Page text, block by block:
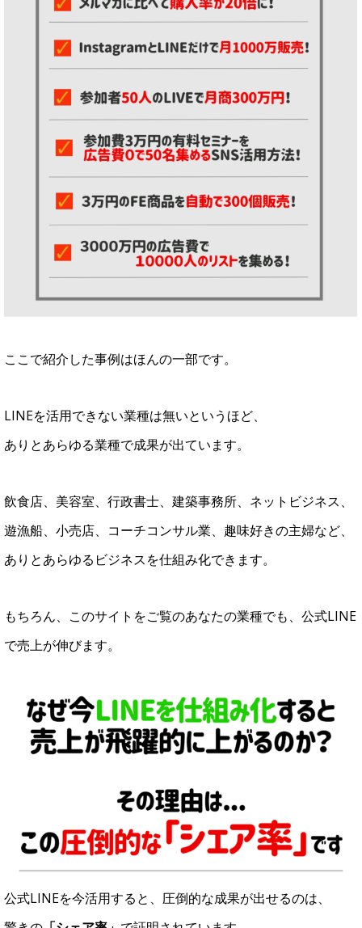
ここで紹介した事例はほんの一部です。
LINEを活用できない業種は無いというほど、
ありとあらゆる業種で成果が出ています。
飲食店、美容室、行政書士、建築事務所、ネットビジネス、
遊漁船、小売店、コーチコンサル業、趣味好きの主婦など、
ありとあらゆるビジネスを仕組み化できます。
もちろん、このサイトをご覧のあなたの業種でも、公式LINE
で売上が伸びます。
公式LINEを今活用すると、圧倒的な成果が出せるのは、